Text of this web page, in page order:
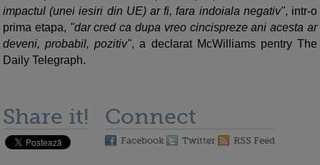
impactul (unei iesiri din UE) ar fi, fara indoiala negativ", intr-o
prima etapa, "dar cred ca dupa vreo cincispreze ani acesta ar
deveni, probabil, pozitiv", a declarat McWilliams pentry The
Daily Telegraph.
Share it! Connect
Facebook Twitter RSS Feed